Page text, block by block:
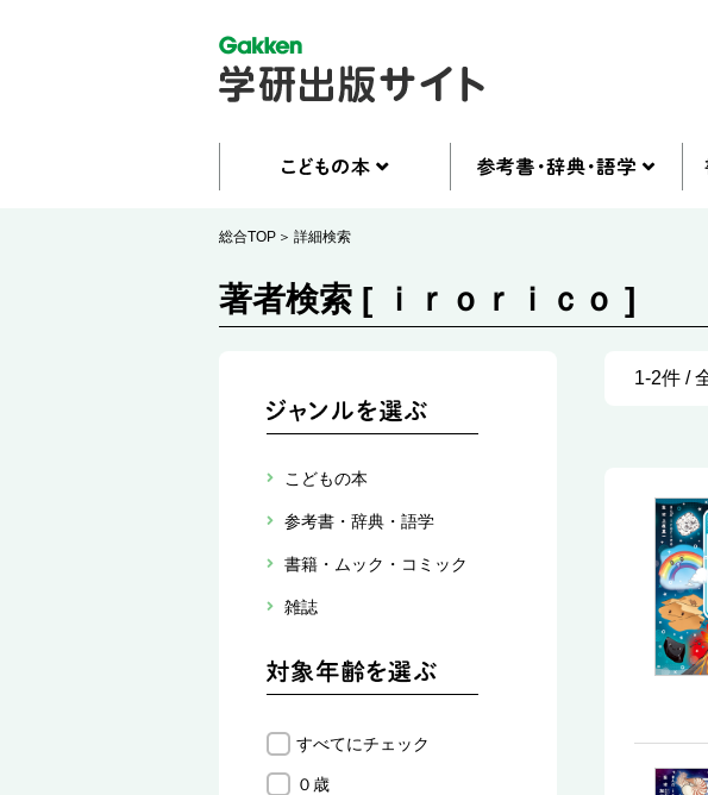
総合TOP 詳細検索
著者検索 [ ｉｒｏｒｉｃｏ ]
こどもの本
参考書・辞典・語学
書籍・ムック・コミック
雑誌
すべてにチェック
０歳
1-2件 /